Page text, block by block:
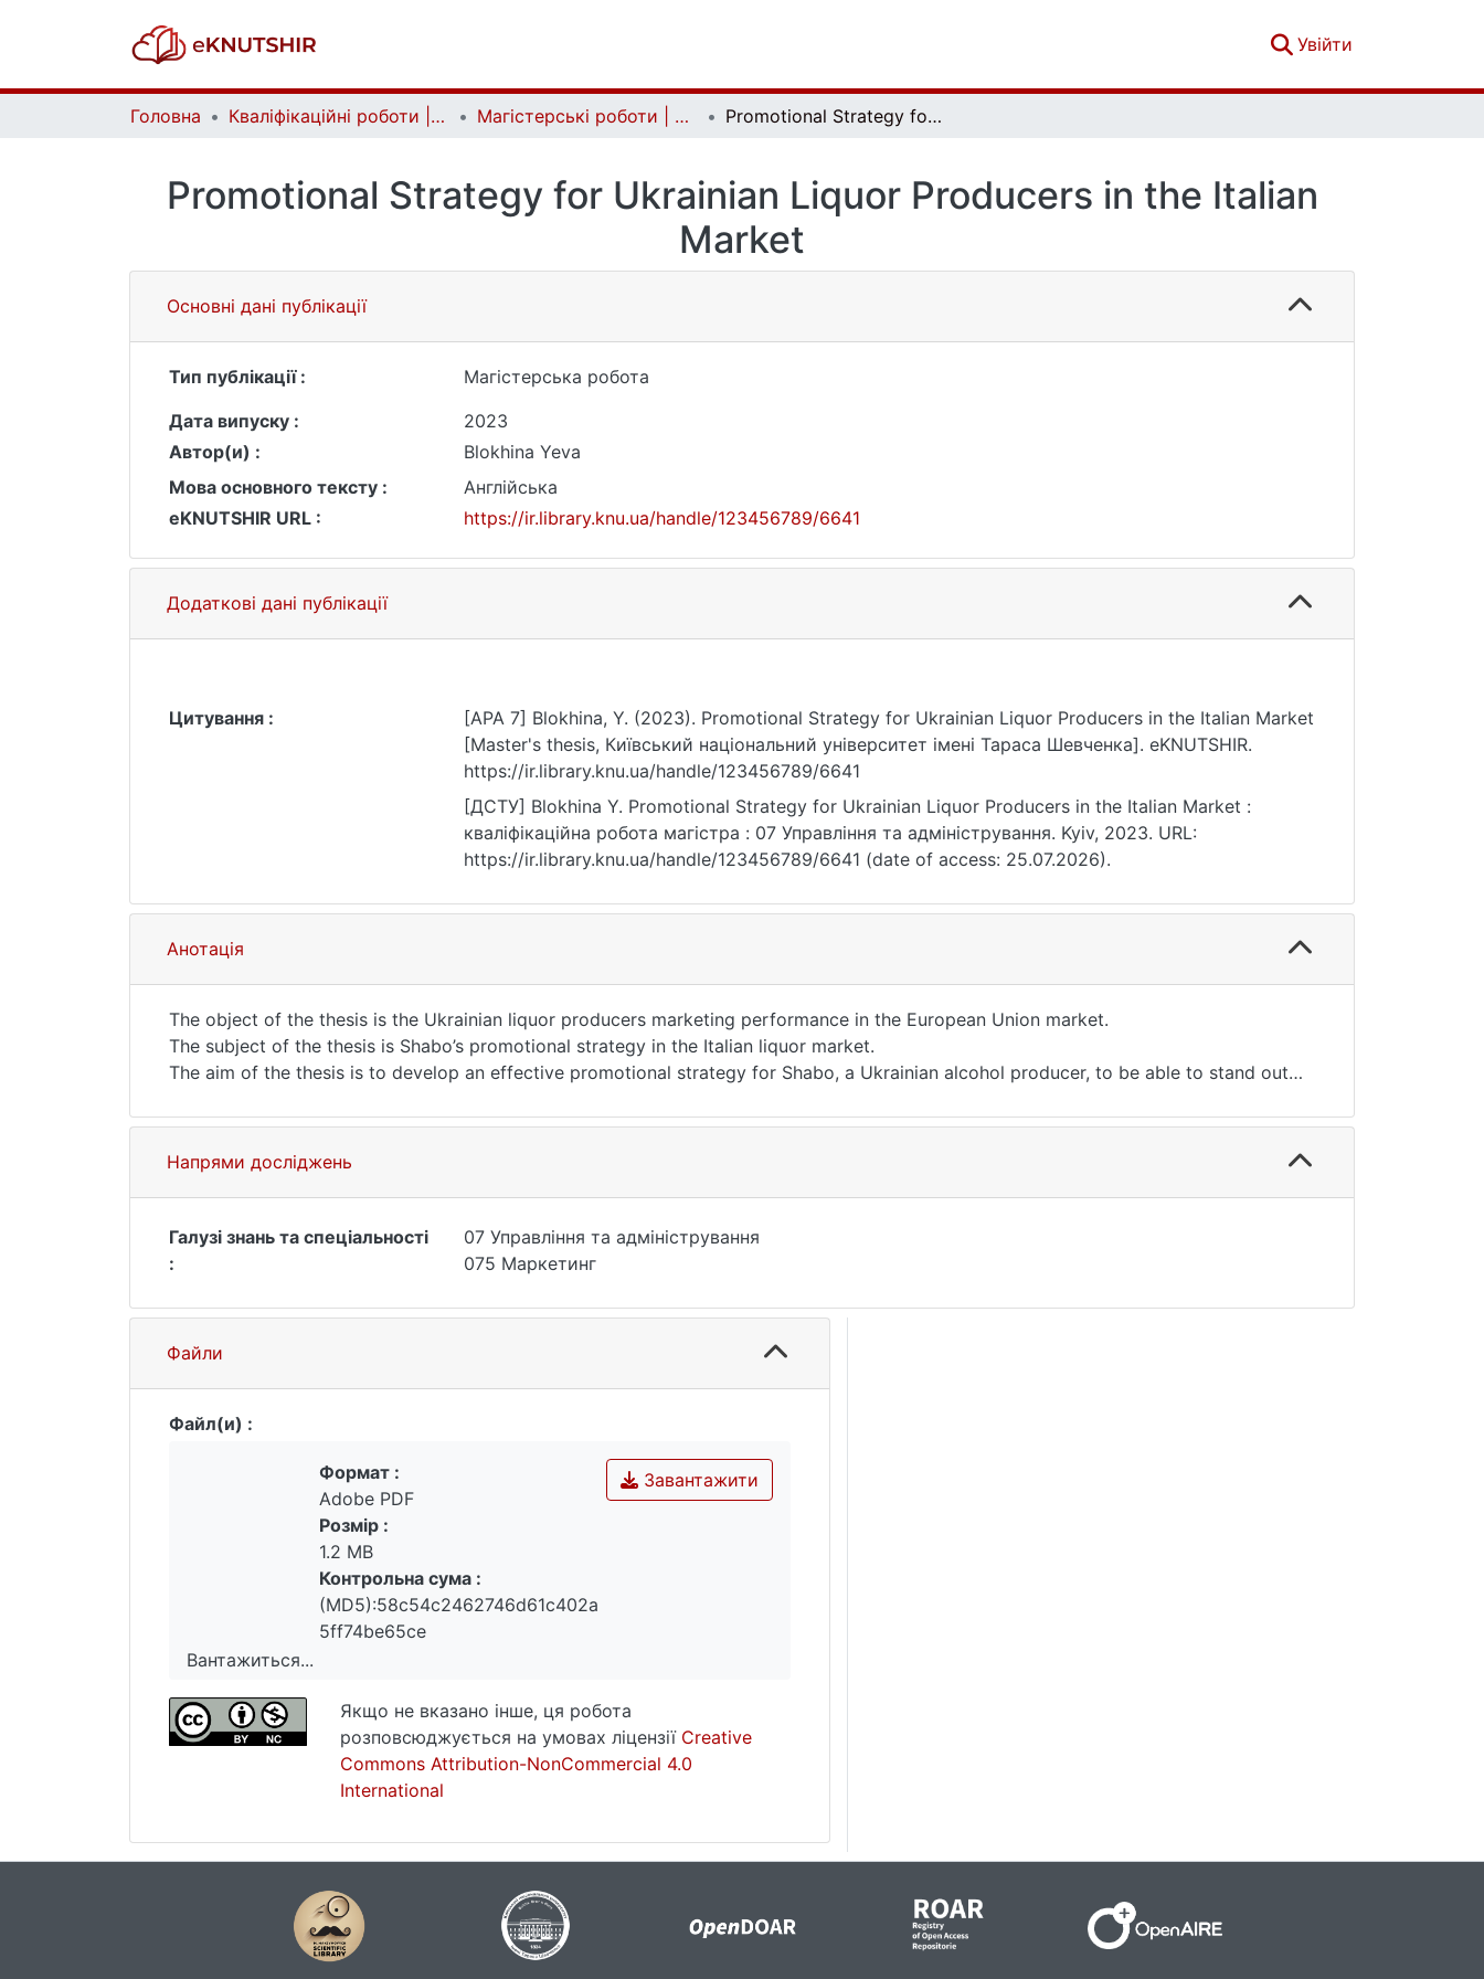
Увійти
Головна Кваліфікаційні роботи | Qualifying works Магістерські роботи | Master's theses Promotional Strategy for Ukrainian Liquor Producers in the Italian Market
Promotional Strategy for Ukrainian Liquor Producers in the Italian
Market
Основні дані публікації
Тип публікації :
Магістерська робота
Дата випуску :
2023
Автор(и) :
Blokhina Yeva
Мова основного тексту :
Англійська
eKNUTSHIR URL :
https://ir.library.knu.ua/handle/123456789/6641
Додаткові дані публікації
Цитування :
[APA 7] Blokhina, Y. (2023). Promotional Strategy for Ukrainian Liquor Producers in the Italian Market
[Master's thesis, Київський національний університет імені Тараса Шевченка]. eKNUTSHIR.
https://ir.library.knu.ua/handle/123456789/6641
[ДСТУ] Blokhina Y. Promotional Strategy for Ukrainian Liquor Producers in the Italian Market :
кваліфікаційна робота магістра : 07 Управління та адміністрування. Kyiv, 2023. URL:
https://ir.library.knu.ua/handle/123456789/6641 (date of access: 25.07.2026).
Анотація
The object of the thesis is the Ukrainian liquor producers marketing performance in the European Union market.
The subject of the thesis is Shabo’s promotional strategy in the Italian liquor market.
The aim of the thesis is to develop an effective promotional strategy for Shabo, a Ukrainian alcohol producer, to be able to stand out
Напрями досліджень
Галузі знань та спеціальності
:
07 Управління та адміністрування
075 Маркетинг
Файли
Файл(и) :
Вантажиться...
Вантажиться...
Завантажити
Формат :
Adobe PDF
Розмір :
1.2 MB
Контрольна сума :
(MD5):58c54c2462746d61c402a
5ff74be65ce
Якщо не вказано інше, ця робота
розповсюджується на умовах ліцензії Creative
Commons Attribution-NonCommercial 4.0
International